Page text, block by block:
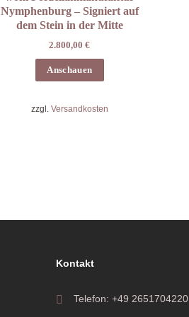
Nymphenburg – Signiert auf
dem Stein in der Mitte
2.800,00€
Anschauen
zzgl. Versandkosten
Kontakt
Telefon: +49 2651704220